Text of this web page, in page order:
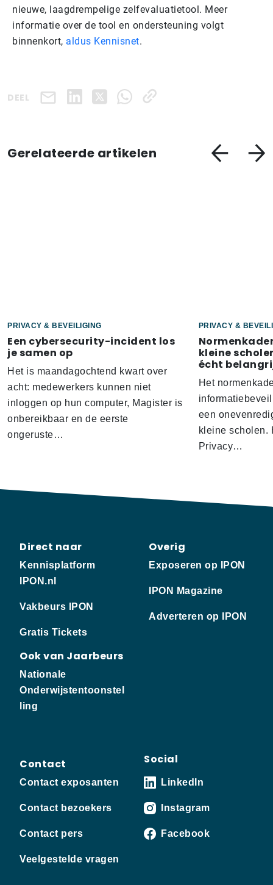
nieuwe, laagdrempelige zelfevaluatietool. Meer
informatie over de tool en ondersteuning volgt
binnenkort, aldus Kennisnet.
DEEL
Gerelateerde artikelen
PRIVACY & BEVEILIGING
Een cybersecurity-incident los
je samen op
Het is maandagochtend kwart over
acht: medewerkers kunnen niet
inloggen op hun computer, Magister is
onbereikbaar en de eerste
ongeruste…
PRIVACY &
kleine
écht
Het
een
kleine scholen.
Privacy…
Direct naar
Kennisplatform
IPON.nl
Vakbeurs IPON
Gratis Tickets
Ook van Jaarbeurs
Nationale
Onderwijstentoonstel
ling
Overig
Exposeren op IPON
IPON Magazine
Adverteren op IPON
Contact
Contact exposanten
Contact bezoekers
Contact pers
Veelgestelde vragen
Social
LinkedIn
Instagram
Facebook